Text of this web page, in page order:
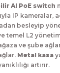
AI PoE switch
IP kameralar,
besleyip
temel L2
ve şube
Metal kasa
artırır.